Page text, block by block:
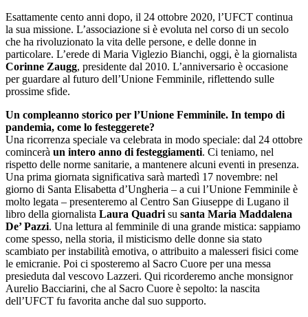
Esattamente cento anni dopo, il 24 ottobre 2020, l’UFCT continua
la sua missione. L’associazione si è evoluta nel corso di un secolo
che ha rivoluzionato la vita delle persone, e delle donne in
particolare. L’erede di Maria Viglezio Bianchi, oggi, è la giornalista
Corinne Zaugg, presidente dal 2010. L’anniversario è occasione
per guardare al futuro dell’Unione Femminile, riflettendo sulle
prossime sfide.
Un compleanno storico per l’Unione Femminile. In tempo di
pandemia, come lo festeggerete?
Una ricorrenza speciale va celebrata in modo speciale: dal 24 ottobre
comincerà un intero anno di festeggiamenti. Ci teniamo, nel
rispetto delle norme sanitarie, a mantenere alcuni eventi in presenza.
Una prima giornata significativa sarà martedì 17 novembre: nel
giorno di Santa Elisabetta d’Ungheria – a cui l’Unione Femminile è
molto legata – presenteremo al Centro San Giuseppe di Lugano il
libro della giornalista Laura Quadri su santa Maria Maddalena
De’ Pazzi. Una lettura al femminile di una grande mistica: sappiamo
come spesso, nella storia, il misticismo delle donne sia stato
scambiato per instabilità emotiva, o attribuito a malesseri fisici come
le emicranie. Poi ci sposteremo al Sacro Cuore per una messa
presieduta dal vescovo Lazzeri. Qui ricorderemo anche monsignor
Aurelio Bacciarini, che al Sacro Cuore è sepolto: la nascita
dell’UFCT fu favorita anche dal suo supporto.